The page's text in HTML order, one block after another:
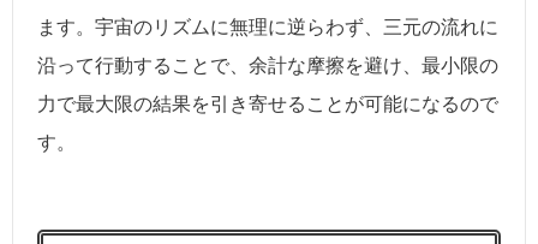
ます。宇宙のリズムに無理に逆らわず、三元の流れに
沿って行動することで、余計な摩擦を避け、最小限の
力で最大限の結果を引き寄せることが可能になるので
す。